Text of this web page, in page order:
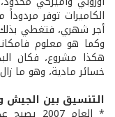
الكاميرات توفر
أجر شهري، فتغطي بذلك
وكما هو معلوم
هكذا مشروع، فكان
خسائر مادية، وهو ما
التنسيق بين الجيش